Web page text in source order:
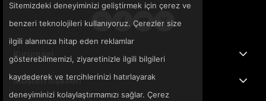
Kurumsal
Müşteri İlişkileri
Sitemizdeki deneyiminizi geliştirmek için çerez ve
benzeri teknolojileri kullanıyoruz. Çerezler size
ilgili alanınıza hitap eden reklamlar
gösterebilmemizi, ziyaretinizle ilgili bilgileri
kaydederek ve tercihlerinizi hatırlayarak
deneyiminizi kolaylaştırmamızı sağlar. Çerez